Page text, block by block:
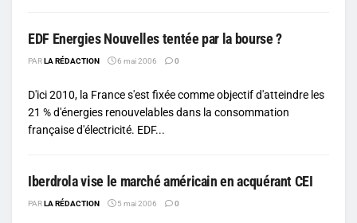
EDF Energies Nouvelles tentée par la bourse ?
PARLA RÉDACTION 6 mai 2006 0
D'ici 2010, la France s'est fixée comme objectif d'atteindre les
21 % d'énergies renouvelables dans la consommation
française d'électricité. EDF...
Iberdrola vise le marché américain en acquérant CEI
PARLA RÉDACTION 5 mai 2006 0